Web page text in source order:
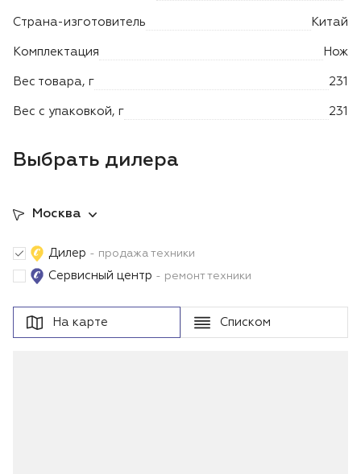
Станки заточные
Лодочные моторы Toyama
Страна-изготовитель Китай
Комплектация Нож
Вес товара, г 231
Вес с упаковкой, г 231
Выбрать дилера
Москва
Дилер - продажа техники
Сервисный центр - ремонт техники
На карте Списком